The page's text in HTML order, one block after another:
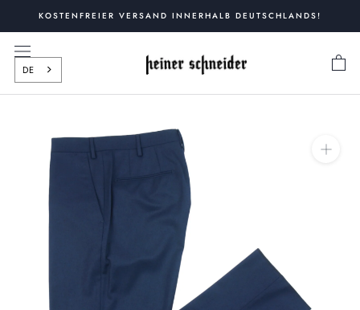
springen
KOSTENFREIER VERSAND INNERHALB DEUTSCHLANDS!
DE